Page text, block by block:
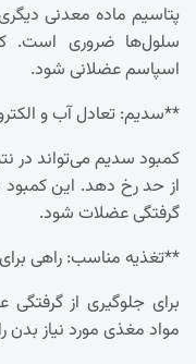
پتاسیم ماده معدنی
سلول‌ها ضروری است.
اسپاسم عضلانی شود.
**سدیم: تعادل آب و
کمبود سدیم می‌تواند در
از حد رخ دهد. این کمبود
گرفتگی عضلات شود.
**تغذیه مناسب: راهی
برای جلوگیری از
مواد مغذی مورد نیاز بدن